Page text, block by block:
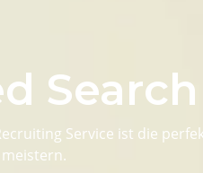
Service ist die